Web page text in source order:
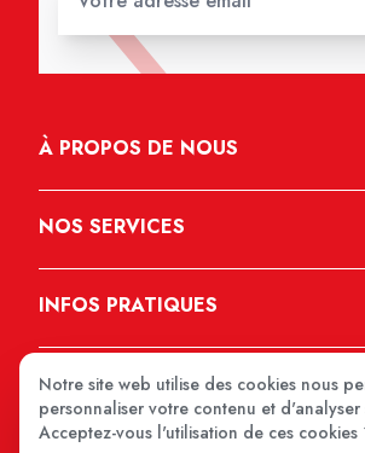
À PROPOS DE NOUS
NOS SERVICES
INFOS PRATIQUES
Notre site web utilise des cookies nous
personnaliser votre contenu et d'analyser
Acceptez-vous l'utilisation de ces cookies